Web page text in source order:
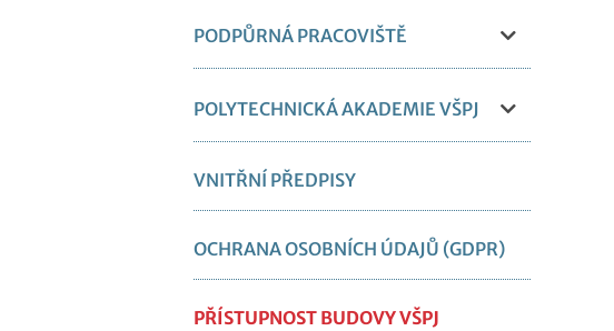
PODPŮRNÁ PRACOVIŠTĚ
POLYTECHNICKÁ AKADEMIE VŠPJ
VNITŘNÍ PŘEDPISY
OCHRANA OSOBNÍCH ÚDAJŮ (GDPR)
PŘÍSTUPNOST BUDOVY VŠPJ